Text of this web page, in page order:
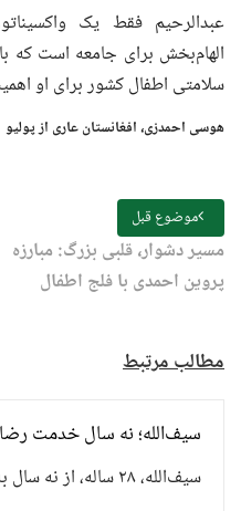
عبدالرحیم فقط یک
الهام‌بخش برای جامعه است که
سلامتی اطفال کشور برای او
هوسی احمدزی، افغانستان عاری از پولیو
موضوع قبل
مسیر دشوار، قلبی بزرگ: مبارزه
پروین احمدی با فلج اطفال
مطالب مرتبط
سیف‌الله؛ نه سال خدمت
سیف‌الله، ۲۸ ساله، از نه سال به این‌سو به‌عنوان داوطلب...